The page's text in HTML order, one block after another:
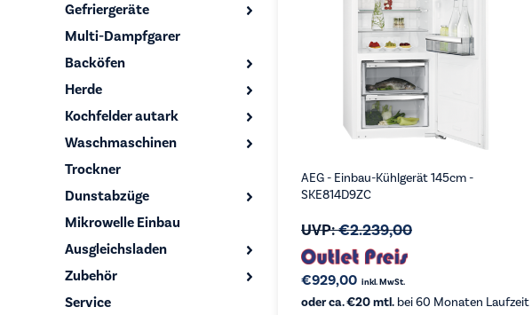
Gefriergeräte
Multi-Dampfgarer
Backöfen
Herde
Kochfelder autark
Waschmaschinen
Trockner
Dunstabzüge
Mikrowelle Einbau
Ausgleichsladen
Zubehör
Service
AEG - Einbau-Kühlgerät 145cm -
SKE814D9ZC
UVP:€2.239,00
€929,00 inkl. MwSt.
oder ca. €20 mtl. bei 60 Monaten Laufzeit